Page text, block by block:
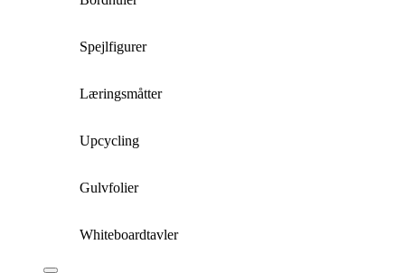
Spejlfigurer
Læringsmåtter
Upcycling
Gulvfolier
Whiteboardtavler